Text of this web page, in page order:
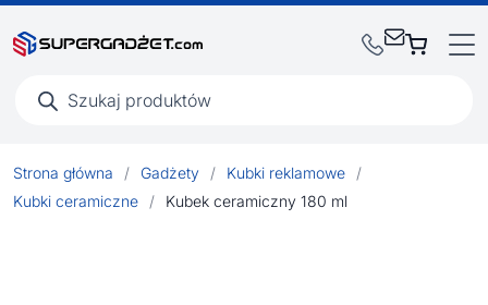
produktów
Strona główna / Gadżety / Kubki reklamowe
/
Kubki ceramiczne
/ Kubek ceramiczny 180 ml